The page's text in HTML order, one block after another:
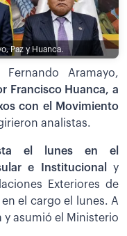
Paz y Huanca.
Aramayo,
Francisco Huanca, a
con el Movimiento
analistas.
el lunes en el
e Institucional
y
Exteriores de
el cargo el lunes. A
y asumió el Ministerio